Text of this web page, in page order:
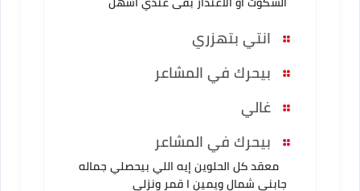
انتي بتهزري
بيحرك في المشاعر
غالي
بيحرك في المشاعر
معقد كل الحلوين إيه اللي بيحصلي جماله
جابني شمال ويمين ا قمر ونزلي